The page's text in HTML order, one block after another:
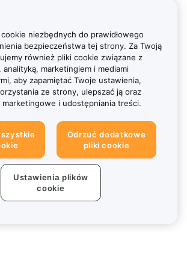
niezbędnych do prawidłowego
bezpieczeństwa tej strony. Za Twoją
również pliki cookie związane z
marketingiem i mediami
aby zapamiętać Twoje ustawienia,
ze strony, ulepszać ją oraz
i udostępniania treści.
Odrzuć dodatkowe
pliki cookie
Ustawienia plików
cookie